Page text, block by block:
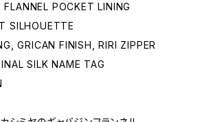
POCKET LINING
SILHOUETTE
GRICAN FINISH, RIRI ZIPPER
SILK NAME TAG